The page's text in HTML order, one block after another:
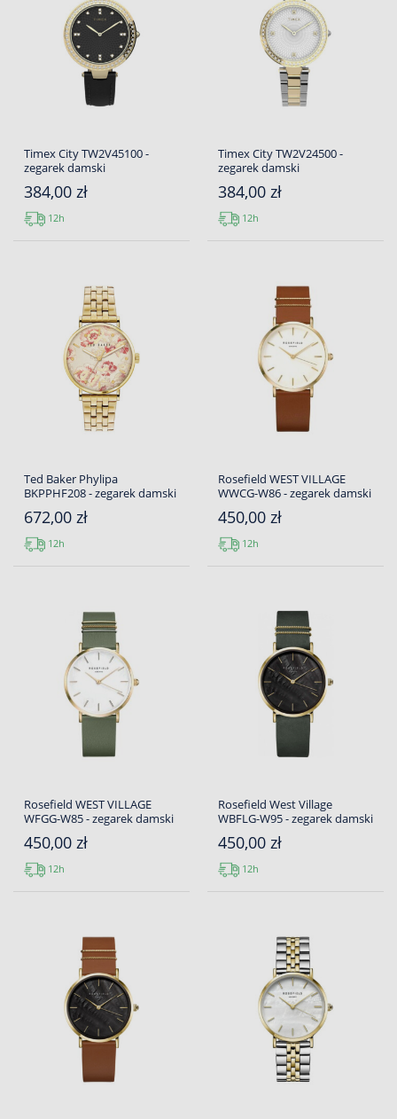
Timex City TW2V45100 -
zegarek damski
384,00 zł
12h
Timex City TW2V24500 -
zegarek damski
384,00 zł
12h
Ted Baker Phylipa
BKPPHF208 - zegarek damski
672,00 zł
12h
Rosefield WEST VILLAGE
WWCG-W86 - zegarek damski
450,00 zł
12h
Rosefield WEST VILLAGE
WFGG-W85 - zegarek damski
450,00 zł
12h
Rosefield West Village
WBFLG-W95 - zegarek damski
450,00 zł
12h